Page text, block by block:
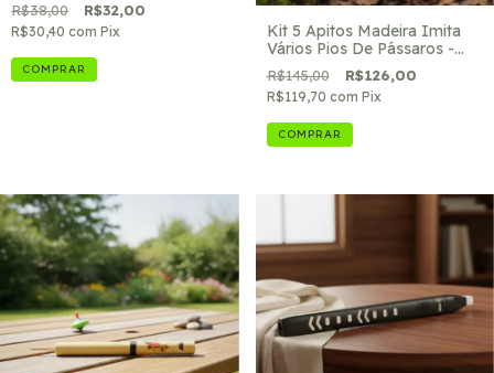
R$38,00 R$32,00
R$30,40 com Pix
Kit 5 Apitos Madeira Imita
Vários Pios De Pássaros -
Madeira Natural
R$145,00 R$126,00
R$119,70 com Pix